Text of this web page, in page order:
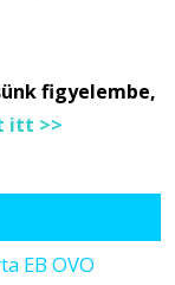
figyelembe,
itt >>
EB OVO